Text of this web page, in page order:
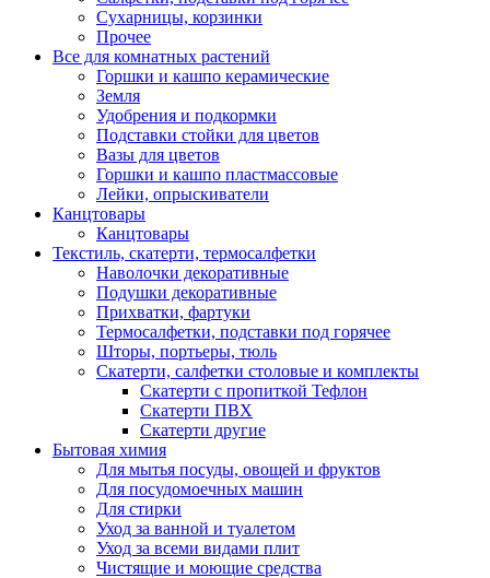
Сухарницы, корзинки
Прочее
Все для комнатных растений
Горшки и кашпо керамические
Земля
Удобрения и подкормки
Подставки стойки для цветов
Вазы для цветов
Горшки и кашпо пластмассовые
Лейки, опрыскиватели
Канцтовары
Канцтовары
Текстиль, скатерти, термосалфетки
Наволочки декоративные
Подушки декоративные
Прихватки, фартуки
Термосалфетки, подставки под горячее
Шторы, портьеры, тюль
Скатерти, салфетки столовые и комплекты
Скатерти с пропиткой Тефлон
Скатерти ПВХ
Скатерти другие
Бытовая химия
Для мытья посуды, овощей и фруктов
Для посудомоечных машин
Для стирки
Уход за ванной и туалетом
Уход за всеми видами плит
Чистящие и моющие средства